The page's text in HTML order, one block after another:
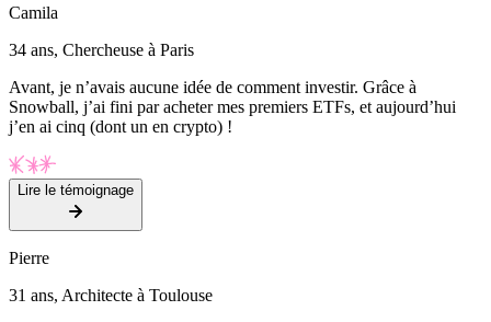
Camila
34 ans, Chercheuse à Paris
Avant, je n’avais aucune idée de comment investir. Grâce à
Snowball, j’ai fini par acheter mes premiers ETFs, et aujourd’hui
j’en ai cinq (dont un en crypto) !
Lire le témoignage
Pierre
31 ans, Architecte à Toulouse